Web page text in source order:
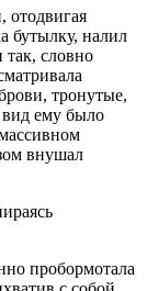
бутылку, налил
так, словно
тронутые,
вид ему было
внушал
пробормотала